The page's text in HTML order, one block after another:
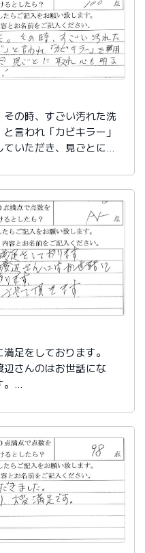
の時、すごい汚れた洗
言われ「カビキラー」
いただき、見ごとに取
足をしております。
さんのはお世話にな